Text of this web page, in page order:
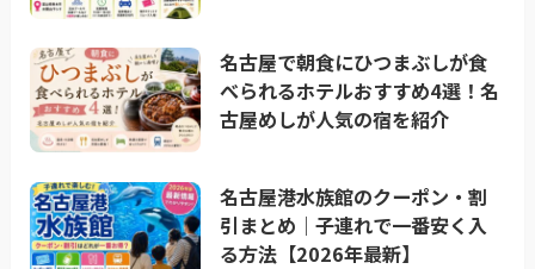
名古屋で朝食にひつまぶしが食
べられるホテルおすすめ4選！名
古屋めしが人気の宿を紹介
名古屋港水族館のクーポン・割
引まとめ｜子連れで一番安く入
る方法【2026年最新】